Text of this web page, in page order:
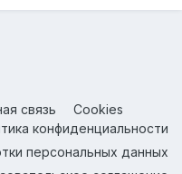
связь
Cookies
конфиденциальности
персональных данных